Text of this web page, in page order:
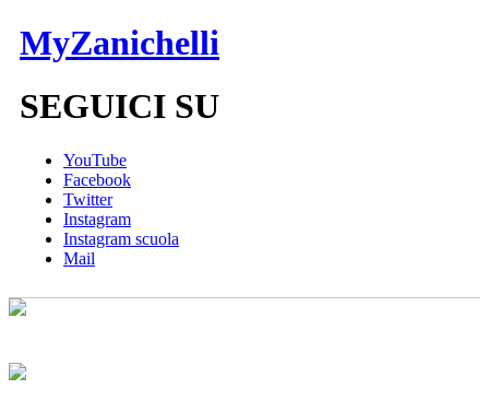
MyZanichelli
SEGUICI SU
YouTube
Facebook
Twitter
Instagram
Instagram scuola
Mail